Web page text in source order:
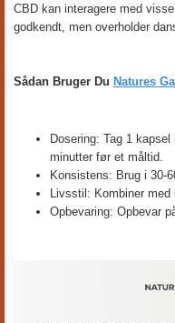
CBD kan interagere med
godkendt, men overholder
Sådan Bruger Du Natures
Dosering: Tag 1
minutter før et måltid.
Konsistens: Brug i 30-
Livsstil: Kombiner
Opbevaring: Opbevar